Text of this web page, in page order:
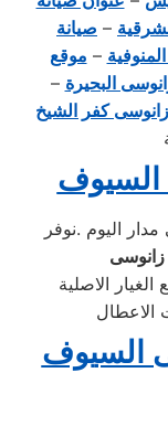
– صيانة
– موقع
البحيرة –
كفر الشيخ
السيوف
اليوم .نوفر
الاصلية
السيوف